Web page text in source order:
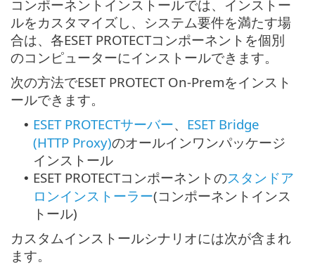
コンポーネントインストールでは、インストー
ルをカスタマイズし、システム要件を満たす場
合は、各ESET PROTECTコンポーネントを個別
のコンピューターにインストールできます。
次の方法でESET PROTECT On-Premをインスト
ールできます。
• ESET PROTECTサーバー、 ESET Bridge
(HTTP Proxy)のオールインワンパッケージ
インストール
• ESET PROTECTコンポーネントのスタンドア
ロンインストーラー(コンポーネントインス
トール)
カスタムインストールシナリオには次が含まれ
ます。